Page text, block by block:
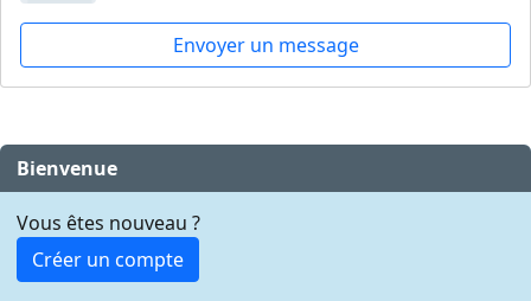
Envoyer un message
Bienvenue
Vous êtes nouveau ?
Créer un compte